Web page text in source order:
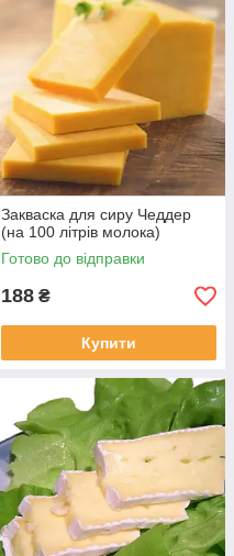
Закваска для сиру Чеддер
(на 100 літрів молока)
Готово до відправки
188 ₴
Купити